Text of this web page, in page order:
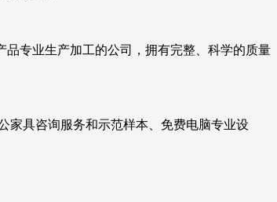
专业生产加工的公司，拥有完整、科学的质量
家具咨询服务和示范样本、免费电脑专业设